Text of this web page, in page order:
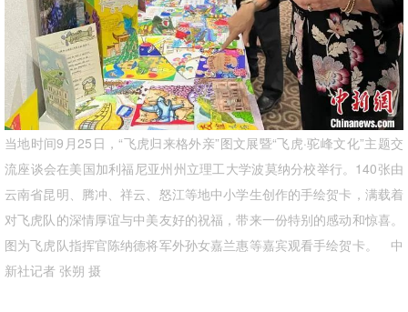
当地时间9月25日，“飞虎归来格外亲”图文展暨“飞虎·驼峰文化”主题交
流座谈会在美国加利福尼亚州州立理工大学波莫纳分校举行。140张由
云南省昆明、腾冲、祥云、怒江等地中小学生创作的手绘贺卡，满载着
对飞虎队的深情厚谊与中美友好的祝福，带来一份特别的感动和惊喜。
图为飞虎队指挥官陈纳德将军外孙女嘉兰惠等嘉宾观看手绘贺卡。 中
新社记者 张朔 摄